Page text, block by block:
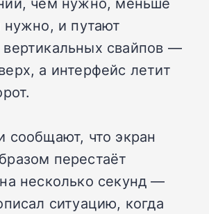
нужно, и путают
свайпов —
а интерфейс летит
сообщают, что экран
перестаёт
несколько секунд —
ситуацию, когда